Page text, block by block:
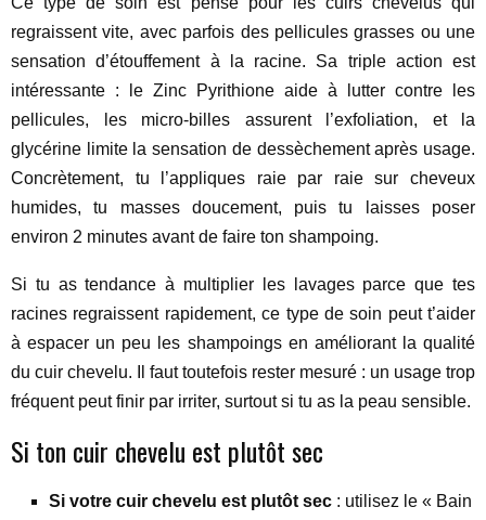
regraissent vite, avec parfois des pellicules grasses ou une
sensation d’étouffement à la racine. Sa triple action est
intéressante : le Zinc Pyrithione aide à lutter contre les
pellicules, les micro-billes assurent l’exfoliation, et la
glycérine limite la sensation de dessèchement après usage.
Concrètement, tu l’appliques raie par raie sur cheveux
humides, tu masses doucement, puis tu laisses poser
environ 2 minutes avant de faire ton shampoing.
Si tu as tendance à multiplier les lavages parce que tes
racines regraissent rapidement, ce type de soin peut t’aider
à espacer un peu les shampoings en améliorant la qualité
du cuir chevelu. Il faut toutefois rester mesuré : un usage trop
fréquent peut finir par irriter, surtout si tu as la peau sensible.
Si ton cuir chevelu est plutôt sec
Si votre cuir chevelu est plutôt sec : utilisez le « Bain